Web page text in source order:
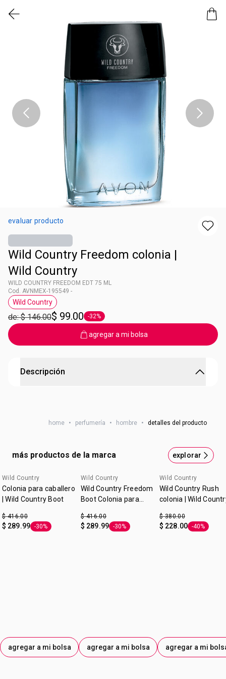
evaluar producto
Wild Country Freedom colonia |
Wild Country
WILD COUNTRY FREEDOM EDT 75 ML
Cod. AVNMEX-195549 -
Etiqueta Wild Country
Wild Country
de: $ 146.00$ 99.00 Etiqueta -32%
-32%
agregar a mi bolsa
Descripción
Busca una sobredosis de libertad. Familia aromática:
home • perfumería • hombre • detalles del producto
más productos de la marca explorar
Wild Country
Colonia para caballero
| Wild Country Boot
$ 416.00
$ 289.99 Etiqueta -30%
-30%
agregar a mi bolsa
Wild Country
Wild Country Freedom
Boot Colonia para
Country
$ 416.00
$ 289.99 Etiqueta -30%
-30%
agregar a mi bolsa
Wild Country
Wild Country Rush
colonia | Wild
$ 380.00
$ 228.00 Etiqueta -
-40%
agregar a mi